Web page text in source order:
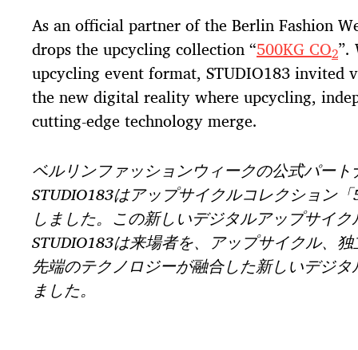
As an official partner of the Berlin Fashion
drops the upcycling collection “500KG CO2”.
upcycling event format, STUDIO183 invited
the new digital reality where upcycling,
cutting-edge technology merge.
ベルリンファッションウィークの公式パート
STUDIO183はアップサイクルコレクション
しました。この新しいデジタルアップサイク
STUDIO183は来場者を、アップサイクル、
先端のテクノロジーが融合した新しいデジ
ました。